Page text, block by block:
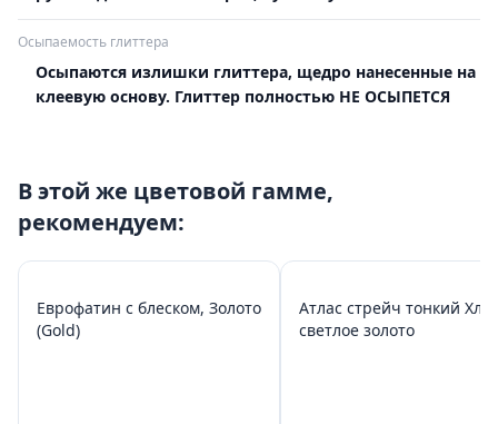
Осыпаемость глиттера
Осыпаются излишки глиттера, щедро нанесенные на
клеевую основу. Глиттер полностью НЕ ОСЫПЕТСЯ
В этой же цветовой гамме,
рекомендуем:
Еврофатин с блеском, Золото
(Gold)
Атлас стрейч тонкий
светлое золото